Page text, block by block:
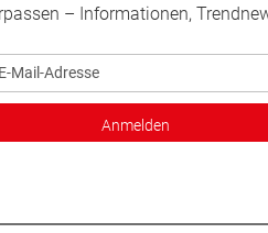
– Informationen,
Anmelden